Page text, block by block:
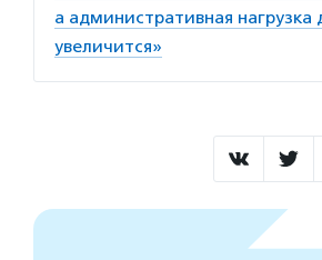
а административная нагрузка
увеличится»